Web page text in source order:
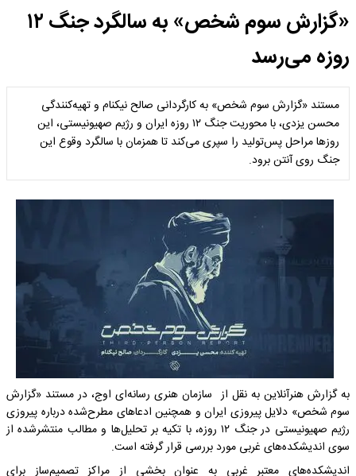
«گزارش سوم شخص» به سالگرد جنگ ۱۲
روزه می‌رسد
مستند «گزارش سوم شخص» به کارگردانی صالح نیکنام و تهیه‌کنندگی
محسن یزدی، با محوریت جنگ ۱۲ روزه ایران و رژیم صهیونیستی، این
روزها مراحل پس‌تولید را سپری می‌کند تا همزمان با سالگرد وقوع این
جنگ روی آنتن برود.
به گزارش هنرآنلاین به نقل از سازمان هنری رسانه‌ای اوج، در مستند «گزارش
سوم شخص» دلایل پیروزی ایران و همچنین ادعاهای مطرح‌شده درباره پیروزی
رژیم صهیونیستی در جنگ ۱۲ روزه، با تکیه بر تحلیل‌ها و مطالب منتشرشده از
سوی اندیشکده‌های غربی مورد بررسی قرار گرفته است.
اندیشکده‌های معتبر غربی به عنوان بخشی از مراکز تصمیم‌ساز برای